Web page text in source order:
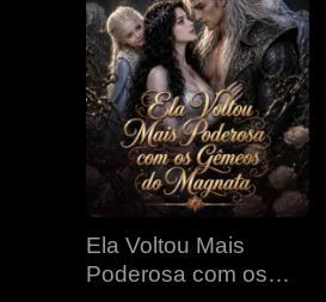
Ela Voltou Mais
Poderosa com os